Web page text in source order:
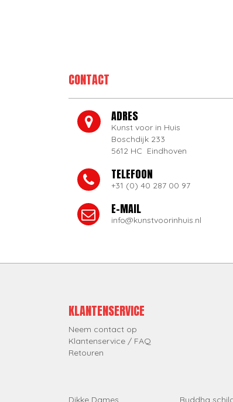
CONTACT
ADRES
Kunst voor in Huis
Boschdijk 233
5612 HC Eindhoven
TELEFOON
+31 (0) 40 287 00 97
E-MAIL
info@kunstvoorinhuis.nl
KLANTENSERVICE
Neem contact op
Klantenservice / FAQ
Retouren
Dikke Dames Buddha